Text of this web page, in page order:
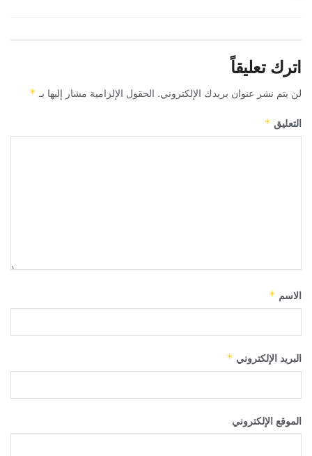
اترك تعليقاً
لن يتم نشر عنوان بريدك الإلكتروني. الحقول الإلزامية مشار إليها بـ *
التعليق *
الاسم *
البريد الإلكتروني *
الموقع الإلكتروني